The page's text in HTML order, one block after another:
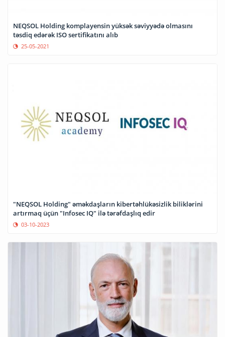
NEQSOL Holding komplayensin yüksək səviyyədə olmasını
təsdiq edərək ISO sertifikatını alıb
25-05-2021
"NEQSOL Holding" əməkdaşların kibertəhlükəsizlik biliklərini
artırmaq üçün "Infosec IQ" ilə tərəfdaşlıq edir
03-10-2023